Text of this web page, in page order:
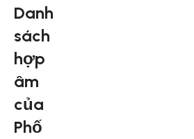
Danh
sách
hợp
âm
của
Phố